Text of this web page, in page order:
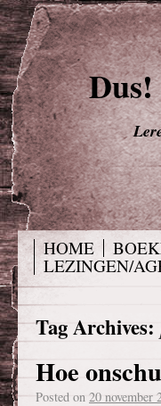
Dus!
HOME
LEZINGEN/
Tag Archives:
Hoe
Posted on 20 november